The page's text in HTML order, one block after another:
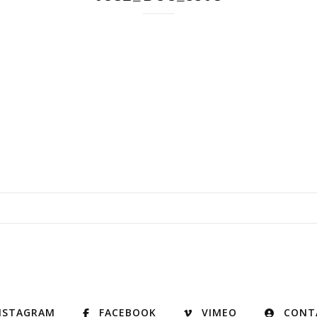
FACEBOOK VIMEO